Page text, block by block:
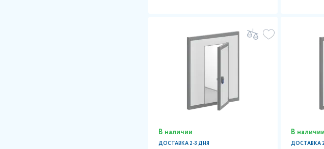
В наличии
ДОСТАВКА 2-3 ДНЯ
В наличии
ДОСТАВКА